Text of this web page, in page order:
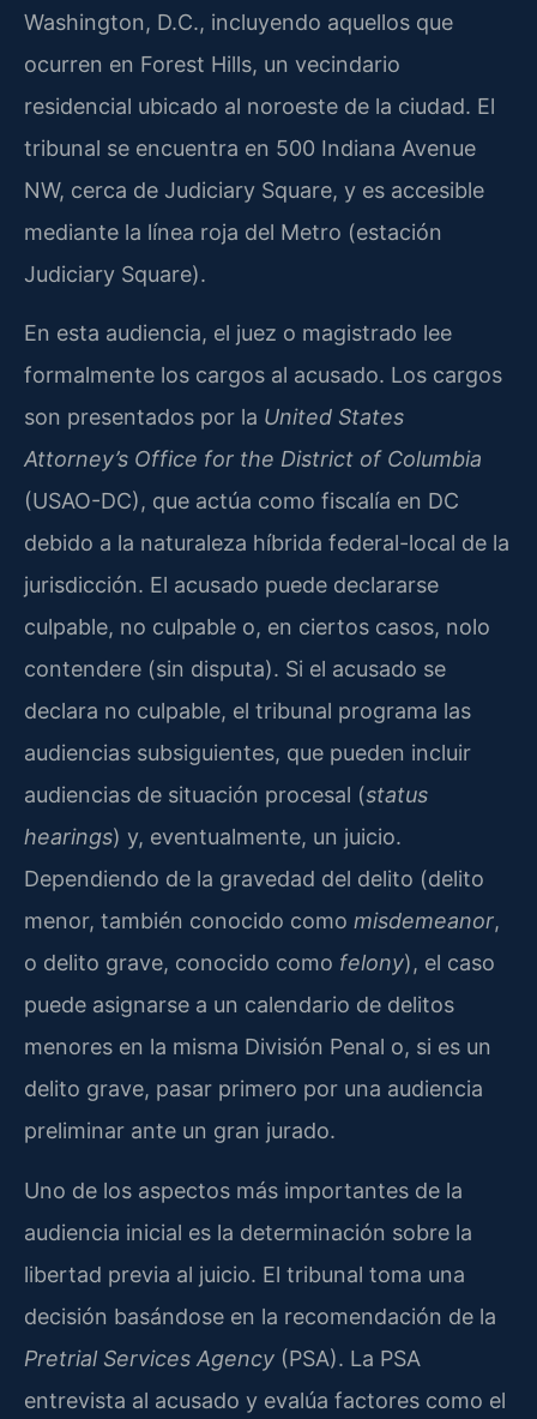
Washington, D.C., incluyendo aquellos que
ocurren en Forest Hills, un vecindario
residencial ubicado al noroeste de la ciudad. El
tribunal se encuentra en 500 Indiana Avenue
NW, cerca de Judiciary Square, y es accesible
mediante la línea roja del Metro (estación
Judiciary Square).
En esta audiencia, el juez o magistrado lee
formalmente los cargos al acusado. Los cargos
son presentados por la United States
Attorney’s Office for the District of Columbia
(USAO-DC), que actúa como fiscalía en DC
debido a la naturaleza híbrida federal-local de la
jurisdicción. El acusado puede declararse
culpable, no culpable o, en ciertos casos, nolo
contendere (sin disputa). Si el acusado se
declara no culpable, el tribunal programa las
audiencias subsiguientes, que pueden incluir
audiencias de situación procesal (status
hearings) y, eventualmente, un juicio.
Dependiendo de la gravedad del delito (delito
menor, también conocido como misdemeanor,
o delito grave, conocido como felony), el caso
puede asignarse a un calendario de delitos
menores en la misma División Penal o, si es un
delito grave, pasar primero por una audiencia
preliminar ante un gran jurado.
Uno de los aspectos más importantes de la
audiencia inicial es la determinación sobre la
libertad previa al juicio. El tribunal toma una
decisión basándose en la recomendación de la
Pretrial Services Agency (PSA). La PSA
entrevista al acusado y evalúa factores como el